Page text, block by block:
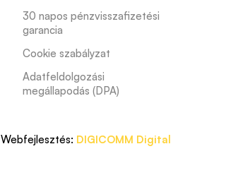
30 napos pénzvisszafizetési
garancia
Cookie szabályzat
Adatfeldolgozási
megállapodás (DPA)
Webfejlesztés: DIGICOMM Digital